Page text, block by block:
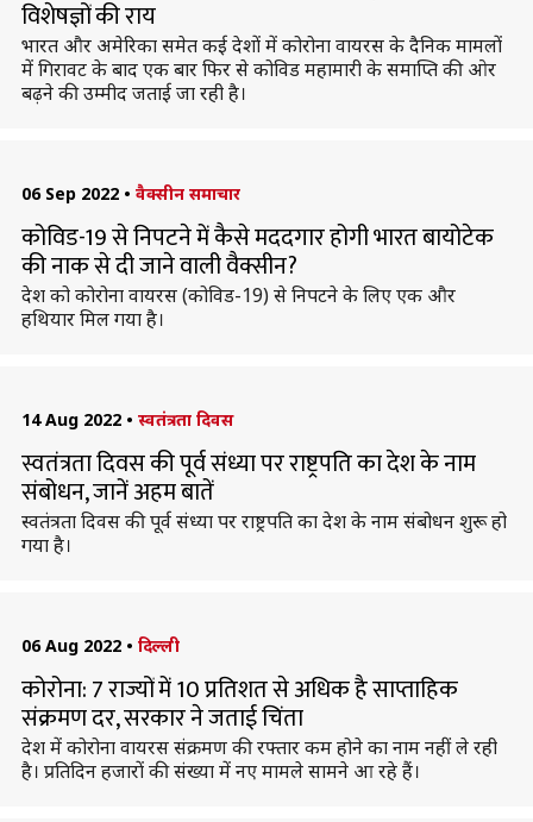
विशेषज्ञों की राय
भारत और अमेरिका समेत कई देशों में कोरोना वायरस के दैनिक मामलों
में गिरावट के बाद एक बार फिर से कोविड महामारी के समाप्ति की ओर
बढ़ने की उम्मीद जताई जा रही है।
06 Sep 2022 • वैक्सीन समाचार
कोविड-19 से निपटने में कैसे मददगार होगी भारत बायोटेक
की नाक से दी जाने वाली वैक्सीन?
देश को कोरोना वायरस (कोविड-19) से निपटने के लिए एक और
हथियार मिल गया है।
14 Aug 2022 • स्वतंत्रता दिवस
स्वतंत्रता दिवस की पूर्व संध्या पर राष्ट्रपति का देश के नाम
संबोधन, जानें अहम बातें
स्वतंत्रता दिवस की पूर्व संध्या पर राष्ट्रपति का देश के नाम संबोधन शुरू हो
गया है।
06 Aug 2022 • दिल्ली
कोरोना: 7 राज्यों में 10 प्रतिशत से अधिक है साप्ताहिक
संक्रमण दर, सरकार ने जताई चिंता
देश में कोरोना वायरस संक्रमण की रफ्तार कम होने का नाम नहीं ले रही
है। प्रतिदिन हजारों की संख्या में नए मामले सामने आ रहे हैं।